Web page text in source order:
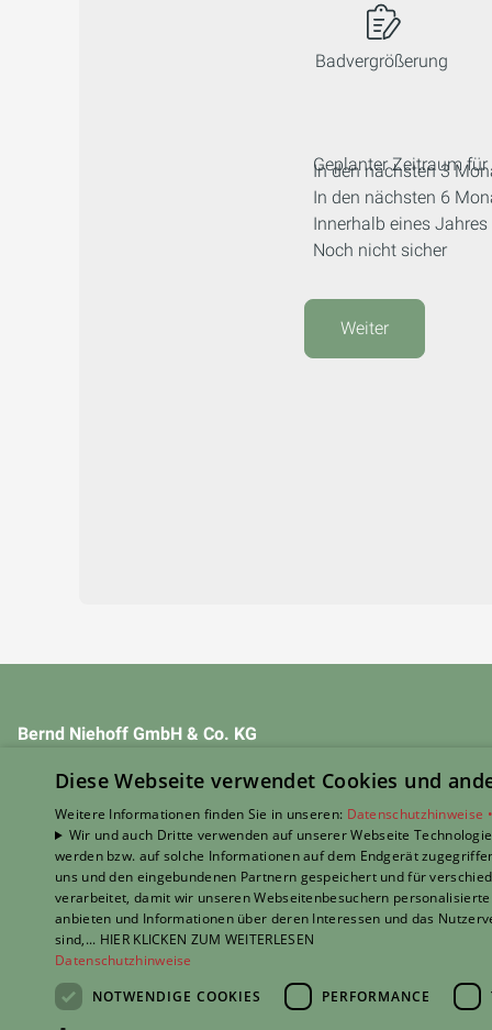
Badvergrößerung
Geplanter Zeitraum für
In den nächsten 3
In den nächsten 6
Innerhalb eines Jahres
Noch nicht sicher
Weiter
Bernd Niehoff GmbH & Co. KG
49757 Werlte
E-Mail: info@niehoff-heizung.de
Telefon: 05951 654
Impressum
Barrierefreiheitserklärung
Datenschutzerklärung
AGB
Diese Webseite verwendet Cookies und
Weitere Informationen finden Sie in unseren: Datenschutzhinweise •
Wir und auch Dritte verwenden auf unserer Webseite
werden bzw. auf solche Informationen auf dem Endgerät
uns und den eingebundenen Partnern gespeichert und für
verarbeitet, damit wir unseren Webseitenbesuchern
anbieten und Informationen über deren Interessen und das
sind,... HIER KLICKEN ZUM WEITERLESEN
Datenschutzhinweise
NOTWENDIGE COOKIES
PERFORMANCE